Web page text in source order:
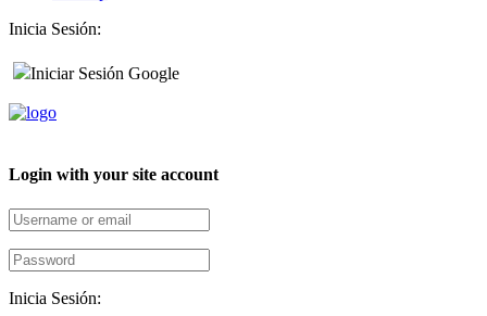
Inicia Sesión:
Iniciar Sesión Google
Login with your site account
Inicia Sesión: